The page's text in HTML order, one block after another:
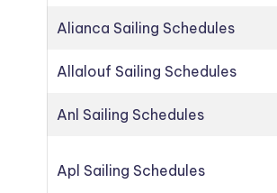
Alianca Sailing Schedules
Allalouf Sailing Schedules
Anl Sailing Schedules
Apl Sailing Schedules